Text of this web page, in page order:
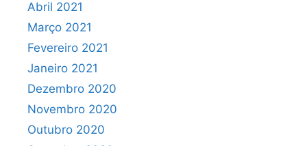
Abril 2021
Março 2021
Fevereiro 2021
Janeiro 2021
Dezembro 2020
Novembro 2020
Outubro 2020